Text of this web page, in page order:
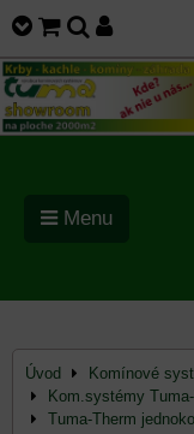
Menu
Úvod
Komínové
Kom.systémy
Tuma-Therm